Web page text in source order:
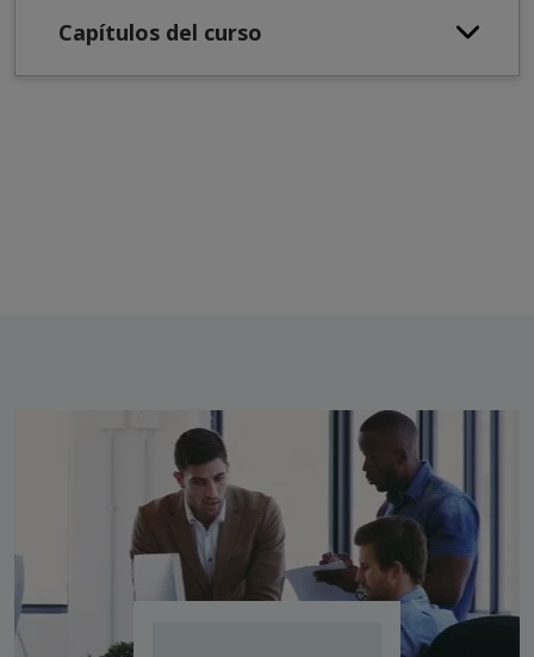
Capítulos del curso